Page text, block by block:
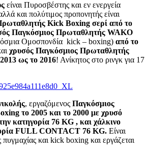
είναι Πυροσβέστης και εν ενεργεία
και πολύτιμος προπονητής είναι
Kick Boxing σερί από το
Παγκόσμιος Πρωταθλητής WAKO
Ομοσπονδία kick – boxing) από το
χρυσός Παγκόσμιος Πρωταθλητής
ως το 2016! Ανίκητος στο ρινγκ για 17
, εργαζόμενος Παγκόσμιος
το 2005 και το 2000 με χρυσό
κατηγορία 76 KG , και χάλκινο
FULL CONTACT 76 KG. Είναι
πυγμαχίας και kick boxing και εργάζεται